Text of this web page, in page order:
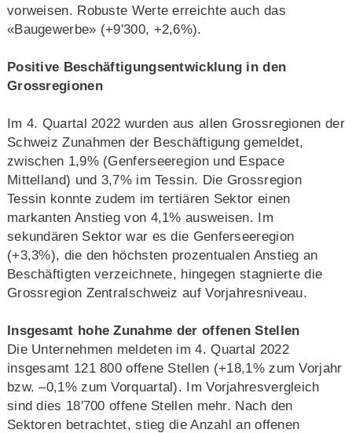
vorweisen. Robuste Werte erreichte auch das
«Baugewerbe» (+9'300, +2,6%).
Positive Beschäftigungsentwicklung in den
Grossregionen
Im 4. Quartal 2022 wurden aus allen Grossregionen der
Schweiz Zunahmen der Beschäftigung gemeldet,
zwischen 1,9% (Genferseeregion und Espace
Mittelland) und 3,7% im Tessin. Die Grossregion
Tessin konnte zudem im tertiären Sektor einen
markanten Anstieg von 4,1% ausweisen. Im
sekundären Sektor war es die Genferseeregion
(+3,3%), die den höchsten prozentualen Anstieg an
Beschäftigten verzeichnete, hingegen stagnierte die
Grossregion Zentralschweiz auf Vorjahresniveau.
Insgesamt hohe Zunahme der offenen Stellen
Die Unternehmen meldeten im 4. Quartal 2022
insgesamt 121 800 offene Stellen (+18,1% zum Vorjahr
bzw. –0,1% zum Vorquartal). Im Vorjahresvergleich
sind dies 18'700 offene Stellen mehr. Nach den
Sektoren betrachtet, stieg die Anzahl an offenen